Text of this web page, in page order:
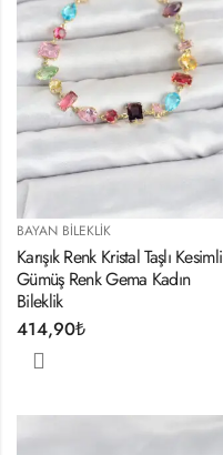
BAYAN BILEKLIK
Karışık Renk Kristal Taşlı Kesimli
Gümüş Renk Gema Kadın
Bileklik
414,90₺